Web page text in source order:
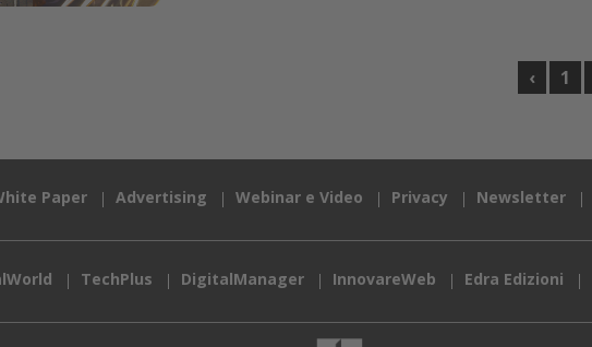
‹ 1
Paper Advertising Webinar e Video Privacy Newsletter
TechPlus DigitalManager InnovareWeb Edra Edizioni